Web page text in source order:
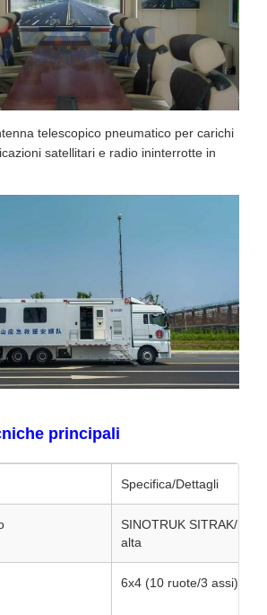
telescopico pneumatico per carichi
satellitari e radio ininterrotte in
principali
Specifica/Dettagli
SINOTRUK SITRAK/
alta
6x4 (10 ruote/3 assi)